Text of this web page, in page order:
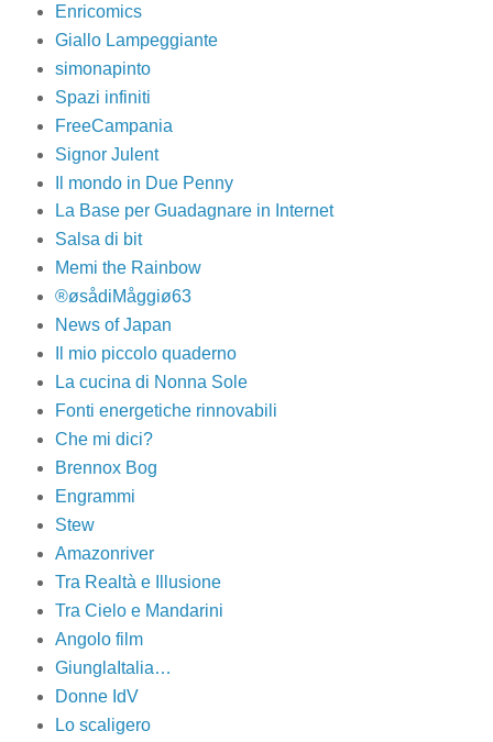
Enricomics
Giallo Lampeggiante
simonapinto
Spazi infiniti
FreeCampania
Signor Julent
Il mondo in Due Penny
La Base per Guadagnare in Internet
Salsa di bit
Memi the Rainbow
®øsådiMåggiø63
News of Japan
Il mio piccolo quaderno
La cucina di Nonna Sole
Fonti energetiche rinnovabili
Che mi dici?
Brennox Bog
Engrammi
Stew
Amazonriver
Tra Realtà e Illusione
Tra Cielo e Mandarini
Angolo film
GiunglaItalia…
Donne IdV
Lo scaligero